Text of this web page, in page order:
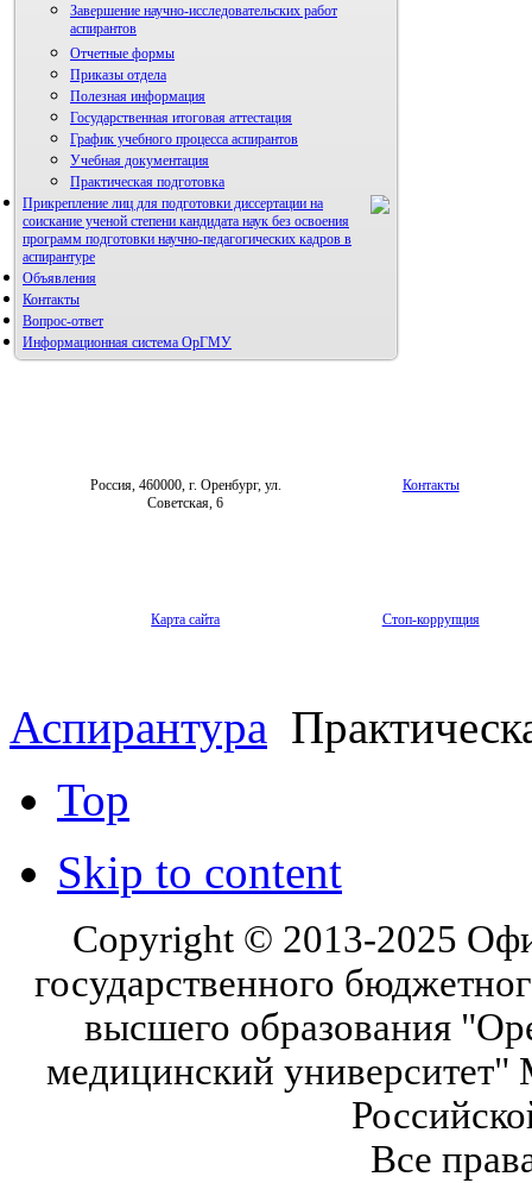
Завершение научно-исследовательских работ
аспирантов
Отчетные формы
Приказы отдела
Полезная информация
Государственная итоговая аттестация
График учебного процесса аспирантов
Учебная документация
Практическая подготовка
Прикрепление лиц для подготовки диссертации на
соискание ученой степени кандидата наук без освоения
программ подготовки научно-педагогических кадров в
аспирантуре
Объявления
Контакты
Вопрос-ответ
Информационная система ОрГМУ
Россия, 460000, г. Оренбург, ул.
Советская, 6
Контакты
Карта сайта Стоп-коррупция
Аспирантура
Top
Skip to content
Copyright © 2013-2025
государственного
высшего образования
медицинский университет"
Все